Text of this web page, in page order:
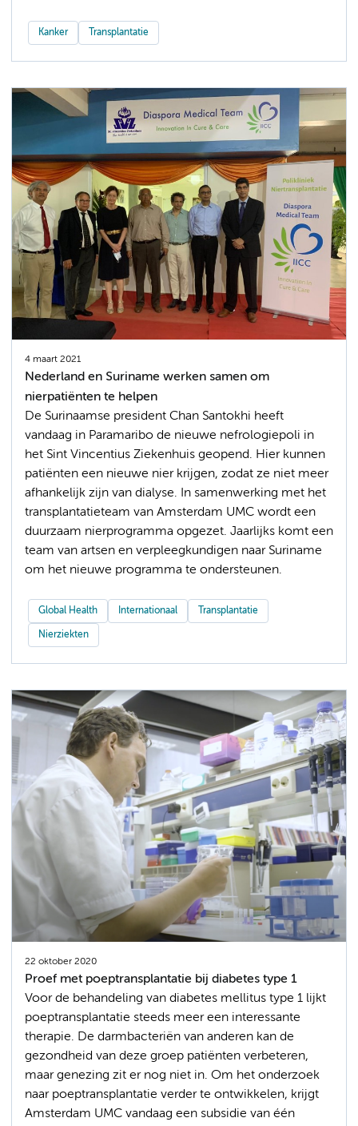
Kanker Transplantatie
4 maart 2021
Nederland en Suriname werken samen om
nierpatiënten te helpen
De Surinaamse president Chan Santokhi heeft
vandaag in Paramaribo de nieuwe nefrologiepoli in
het Sint Vincentius Ziekenhuis geopend. Hier kunnen
patiënten een nieuwe nier krijgen, zodat ze niet meer
afhankelijk zijn van dialyse. In samenwerking met het
transplantatieteam van Amsterdam UMC wordt een
duurzaam nierprogramma opgezet. Jaarlijks komt een
team van artsen en verpleegkundigen naar Suriname
om het nieuwe programma te ondersteunen.
Global Health Internationaal Transplantatie
Nierziekten
22 oktober 2020
Proef met poeptransplantatie bij diabetes type 1
Voor de behandeling van diabetes mellitus type 1 lijkt
poeptransplantatie steeds meer een interessante
therapie. De darmbacteriën van anderen kan de
gezondheid van deze groep patiënten verbeteren,
maar genezing zit er nog niet in. Om het onderzoek
naar poeptransplantatie verder te ontwikkelen, krijgt
Amsterdam UMC vandaag een subsidie van één